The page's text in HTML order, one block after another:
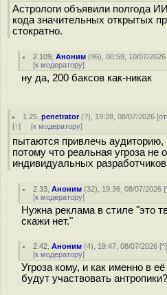
Астрологи объявили полгода
кода значительных открытых
стократно.
2.109 ,Аноним (96), 00:59, 10/07/2026
[к модератору]
ну да, 200 баксов как-никак
1.25 ,penetrator(?), 19:28, 08/07/2026 [
[↑] [к модератору]
пытаются привлечь аудиторию,
потому что реальная угроза не
индивидуальных разработчиков
2.33 ,Аноним (32), 19:36, 08/07/2026 [
[к модератору]
Нужна реклама в стиле "это
скажи нет."
2.42 ,Аноним (4), 19:47, 08/07/2026 [^
[к модератору]
Угроза кому, и как именно в
будут участвовать антропики?